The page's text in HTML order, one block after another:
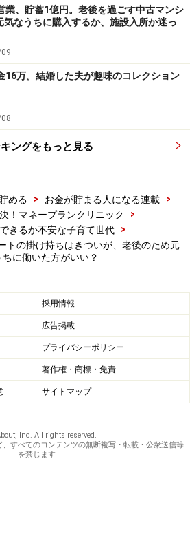
業、貯蓄1億円。老後を過ごす中古マンシ
気なうちに購入するか、施設入所か迷っ
16万。結婚した夫が趣味のコレクション
ングをもっと見る
貯める > お金が貯まる人になる連載
>
！マネープランクリニック
>
きるか不安な子育て世代
>
トの掛け持ちはきついが、老後のため元
ちに働いた方がいい？
採用情報
広告掲載
プライバシーポリシー
著作権・商標・免責
サイトマップ
Inc. All rights reserved.
すべてのコンテンツの無断複写・転載・公衆送信等
を禁じます